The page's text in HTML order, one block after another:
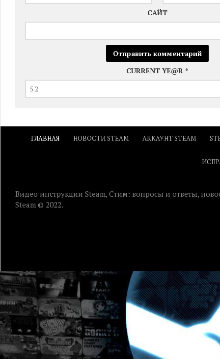
САЙТ
CURRENT YE@R *
ГЛАВНАЯ НОВОСТИ STEAM АККАУНТ STEAM
Видео инструкции Steam, Стим: вопросы и ответы,
Steam © 2022.